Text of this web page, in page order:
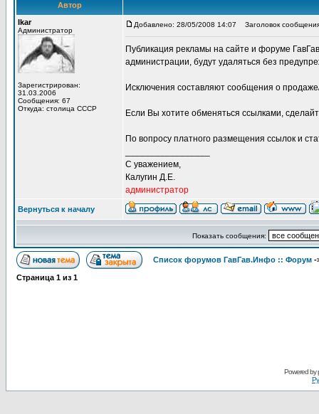
Автор
Ikar
Администратор
Зарегистрирован:
31.03.2006
Сообщения: 67
Откуда: столица СССР
Добавлено: 28/05/2008 14:07 Заголовок
Публикация рекламы на сайте и форуме
администрации, будут удаляться без
Исключения составляют сообщения о
Если Вы хотите обменяться ссылками,
По вопросу платного размещения ссылок и
С уважением,
Калугин Д.Е.
администратор
Вернуться к началу
Показать сообщения:
Список форумов ГавГав.Инфо :: Форум -
Страница 1 из 1
Powered by